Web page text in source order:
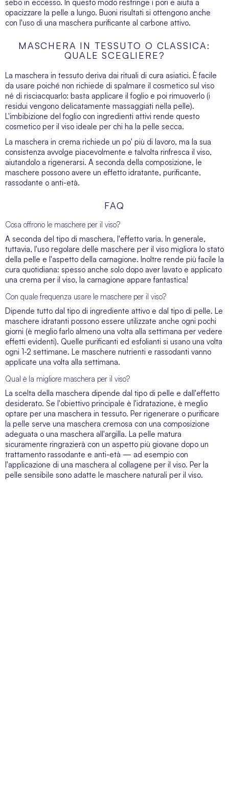
sebo in eccesso. In questo modo restringe i pori e aiuta a
opacizzare la pelle a lungo. Buoni risultati si ottengono anche
con l'uso di una maschera purificante al carbone attivo.
MASCHERA IN TESSUTO O CLASSICA:
QUALE SCEGLIERE?
La maschera in tessuto deriva dai rituali di cura asiatici. È facile
da usare poiché non richiede di spalmare il cosmetico sul viso
né di risciacquarlo: basta applicare il foglio e poi rimuoverlo (i
residui vengono delicatamente massaggiati nella pelle).
L'imbibizione del foglio con ingredienti attivi rende questo
cosmetico per il viso ideale per chi ha la pelle secca.
La maschera in crema richiede un po' più di lavoro, ma la sua
consistenza avvolge piacevolmente e talvolta rinfresca il viso,
aiutandolo a rigenerarsi. A seconda della composizione, le
maschere possono avere un effetto idratante, purificante,
rassodante o anti-età.
FAQ
Cosa offrono le maschere per il viso?
A seconda del tipo di maschera, l'effetto varia. In generale,
tuttavia, l'uso regolare delle maschere per il viso migliora lo stato
della pelle e l'aspetto della carnagione. Inoltre rende più facile la
cura quotidiana: spesso anche solo dopo aver lavato e applicato
una crema per il viso, la carnagione appare fantastica!
Con quale frequenza usare le maschere per il viso?
Dipende tutto dal tipo di ingrediente attivo e dal tipo di pelle. Le
maschere idratanti possono essere utilizzate anche ogni pochi
giorni (è meglio farlo almeno una volta alla settimana per vedere
effetti evidenti). Quelle purificanti ed esfolianti si usano una volta
ogni 1-2 settimane. Le maschere nutrienti e rassodanti vanno
applicate una volta alla settimana.
Qual è la migliore maschera per il viso?
La scelta della maschera dipende dal tipo di pelle e dall'effetto
desiderato. Se l'obiettivo principale è l'idratazione, è meglio
optare per una maschera in tessuto. Per rigenerare o purificare
la pelle serve una maschera cremosa con una composizione
adeguata o una maschera all'argilla. La pelle matura
sicuramente ringrazierà con un aspetto più giovane dopo un
trattamento rassodante e anti-età — ad esempio con
l'applicazione di una maschera al collagene per il viso. Per la
pelle sensibile sono adatte le maschere naturali per il viso.